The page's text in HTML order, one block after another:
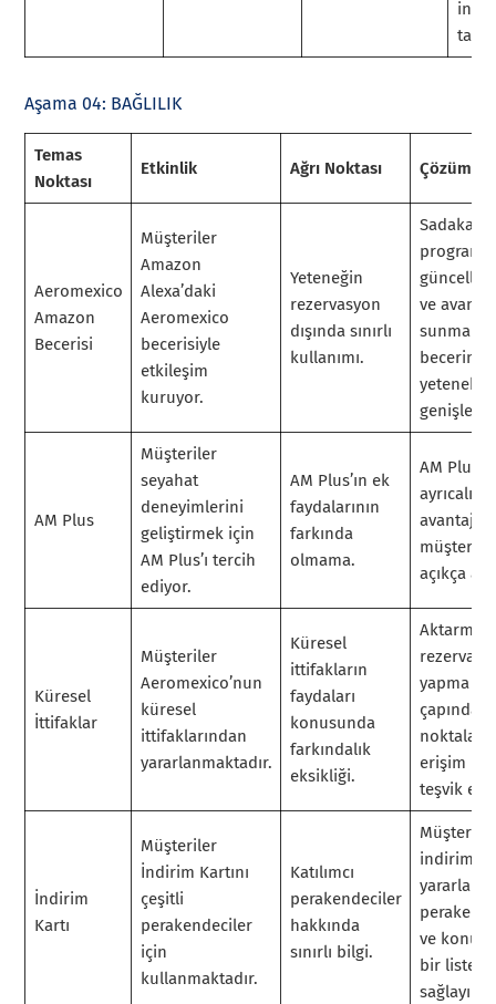
Aşama 04: BAĞLILIK
Temas
Noktası
Etkinlik Ağrı Noktası Çözüm
Aeromexico
Amazon
Becerisi
Müşteriler
Amazon
Alexa’daki
Aeromexico
becerisiyle
etkileşim
kuruyor.
Yeteneğin
rezervasyon
dışında sınırlı
kullanımı.
Sadakat
programı
ve
sunmak
becerinin
genişletin.
AM Plus
Müşteriler
seyahat
deneyimlerini
geliştirmek için
AM Plus’ı tercih
ediyor.
AM Plus’ın ek
faydalarının
farkında
olmama.
AM Plus’ın
ayrıcalıklı
açıkça
Küresel
İttifaklar
Müşteriler
Aeromexico’nun
küresel
ittifaklarından
yararlanmaktadır.
Küresel
ittifakların
faydaları
konusunda
farkındalık
eksikliği.
yapma ve
çapında
erişim
teşvik
İndirim
Kartı
Müşteriler
İndirim Kartını
çeşitli
perakendeciler
için
kullanmaktadır.
Katılımcı
perakendeciler
hakkında
sınırlı bilgi.
ve
bir
sağlayın.